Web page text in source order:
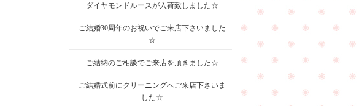
ダイヤモンドルースが入荷致しました☆
ご結婚30周年のお祝いでご来店下さいました
☆
ご結納のご相談でご来店を頂きました☆
ご結婚式前にクリーニングへご来店下さいま
した☆